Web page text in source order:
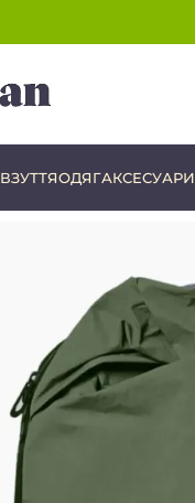
ВЗУТТЯОДЯГАКСЕСУАРИ